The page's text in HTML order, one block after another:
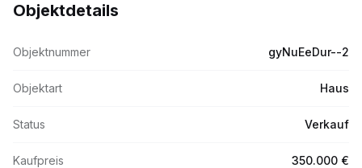
Objektdetails
Objektnummer gyNuEeDur--2
Objektart Haus
Status Verkauf
Kaufpreis 350.000 €